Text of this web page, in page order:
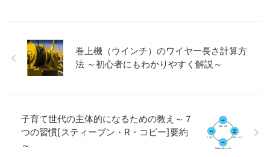
巻上機（ウインチ）のワイヤー長さ計算方
法 ～初心者にもわかりやすく解説～
子育て世代の主体的になるための教え～７
つの習慣[スティーブン・R・コビー]要約
～